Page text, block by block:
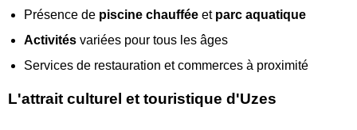
Présence de piscine chauffée et parc aquatique
Activités variées pour tous les âges
Services de restauration et commerces à proximité
L'attrait culturel et touristique d'Uzes